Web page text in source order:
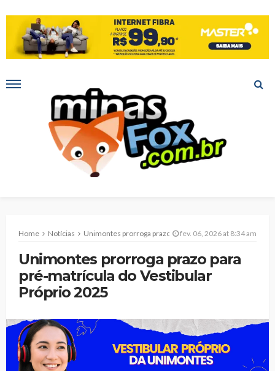
Home Notícias Unimontes prorroga prazo para pré-matrícula do Vestibular Próprio 2025
fev. 06, 2026 at 8:34 am
Unimontes prorroga prazo para
pré-matrícula do Vestibular
Próprio 2025